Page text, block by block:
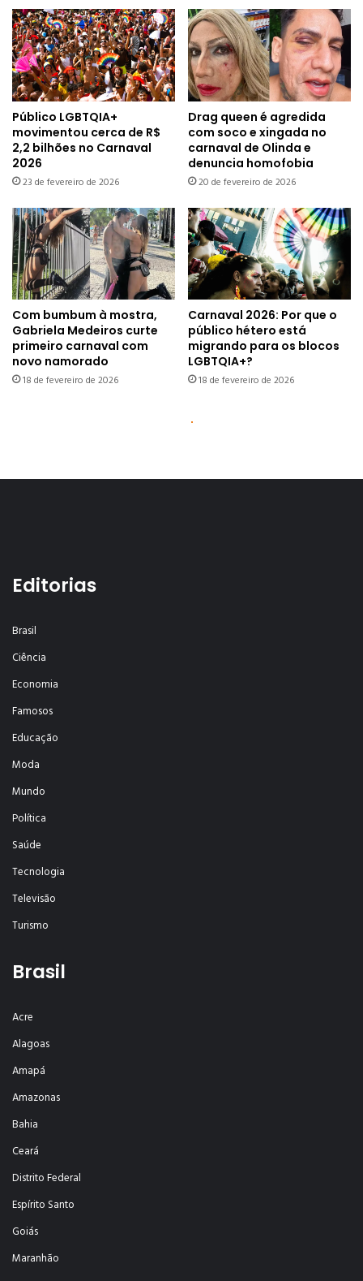
Editorias
Brasil
Ciência
Economia
Famosos
Educação
Moda
Mundo
Política
Saúde
Tecnologia
Televisão
Turismo
Brasil
Acre
Alagoas
Amapá
Amazonas
Bahia
Ceará
Distrito Federal
Espírito Santo
Goiás
Maranhão